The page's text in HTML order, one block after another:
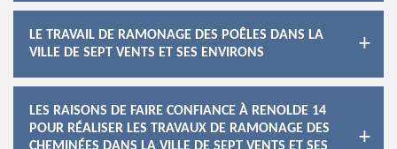
LE TRAVAIL DE RAMONAGE DES POÊLES DANS LA
VILLE DE SEPT VENTS ET SES ENVIRONS
LES RAISONS DE FAIRE CONFIANCE À RENOLDE 14
POUR RÉALISER LES TRAVAUX DE RAMONAGE DES